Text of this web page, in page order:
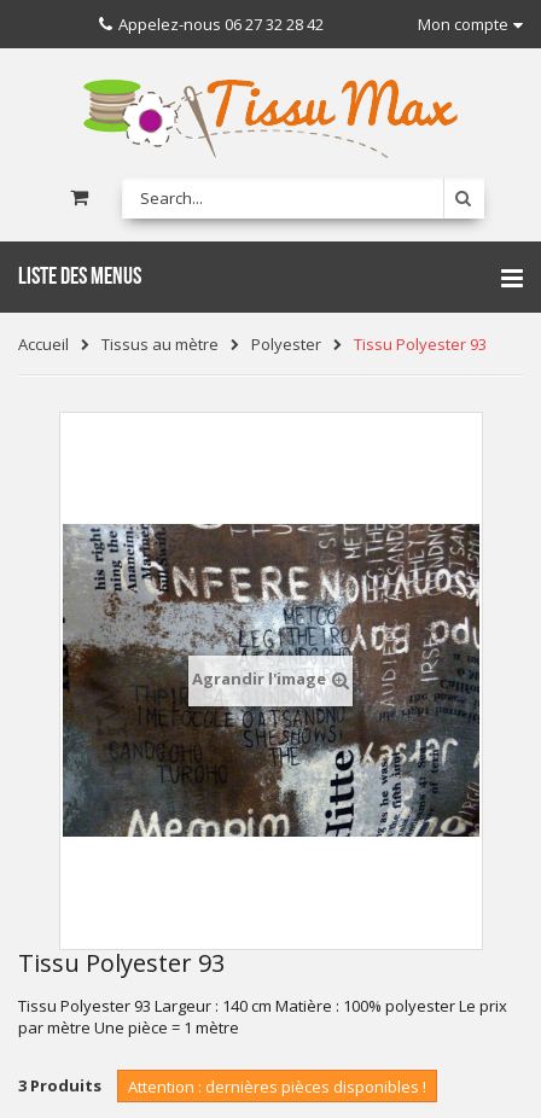
Mon compte
Appelez-nous 06 27 32 28 42
LISTE DES MENUS
Accueil Tissus au mètre Polyester Tissu Polyester 93
Agrandir l'image
Tissu Polyester 93
Tissu Polyester 93 Largeur : 140 cm Matière : 100% polyester Le prix
par mètre Une pièce = 1 mètre
3 Produits Attention : dernières pièces disponibles !